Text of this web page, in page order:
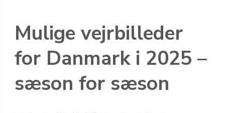
Mulige vejrbilleder
for Danmark i 2025 –
sæson for sæson